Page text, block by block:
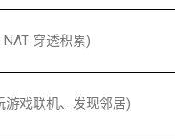
NAT 穿透积累)
游戏联机、发现邻居)